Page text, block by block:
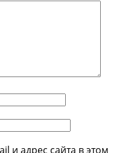
и адрес сайта в этом